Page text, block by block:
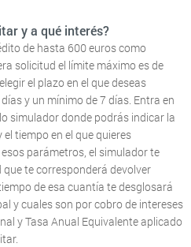
y a qué interés?
de hasta 600 euros como
solicitud el límite máximo es de
el plazo en el que deseas
y un mínimo de 7 días. Entra en
simulador donde podrás indicar la
tiempo en el que quieres
parámetros, el simulador te
te corresponderá devolver
de esa cuantía te desglosará
y cuales son por cobro de intereses
y Tasa Anual Equivalente aplicado